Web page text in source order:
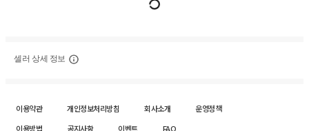
셀러 상세 정보
이용약관 개인정보처리방침 회사소개
운영정책
이용방법
공지사항 이벤트 FAQ